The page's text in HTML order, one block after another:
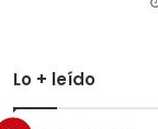
Lo + leído